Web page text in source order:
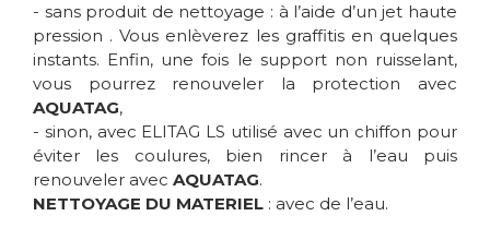
- sans produit de nettoyage : à l’aide d’un jet haute
pression . Vous enlèverez les graffitis en quelques
instants. Enfin, une fois le support non ruisselant,
vous pourrez renouveler la protection avec
AQUATAG,
- sinon, avec ELITAG LS utilisé avec un chiffon pour
éviter les coulures, bien rincer à l’eau puis
renouveler avec AQUATAG.
NETTOYAGE DU MATERIEL : avec de l’eau.